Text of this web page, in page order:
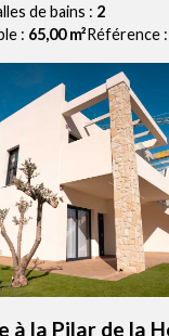
de bains : 2
: 65,00 m²Référence :
à la Pilar de la